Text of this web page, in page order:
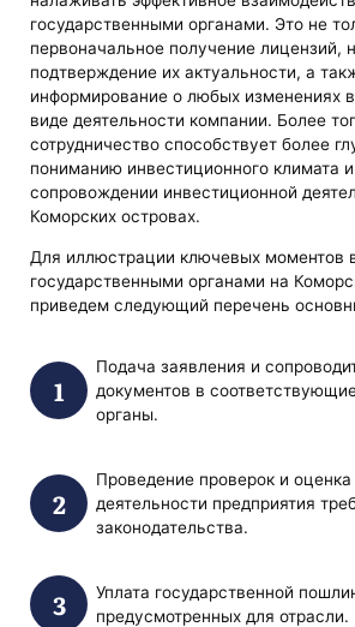
государственными органами. Это не
первоначальное получение лицензий,
подтверждение их актуальности, а
информирование о любых изменениях
виде деятельности компании. Более
сотрудничество способствует более
пониманию инвестиционного климата
сопровождении инвестиционной
Коморских островах.
Для иллюстрации ключевых моментов
государственными органами на
приведем следующий перечень
Подача заявления и
документов в
органы.
Проведение проверок и оценка
деятельности предприятия
законодательства.
Уплата государственной
предусмотренных для отрасли.